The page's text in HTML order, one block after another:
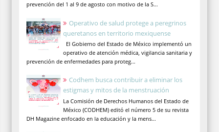
prevención del 1 al 9 de agosto con motivo de la S...
Operativo de salud protege a peregrinos
queretanos en territorio mexiquense
El Gobierno del Estado de México implementó un
operativo de atención médica, vigilancia sanitaria y
prevención de enfermedades para proteg...
Codhem busca contribuir a eliminar los
estigmas y mitos de la menstruación
La Comisión de Derechos Humanos del Estado de
México (CODHEM) editó el número 5 de su revista
DH Magazine enfocado en la educación y la mens...